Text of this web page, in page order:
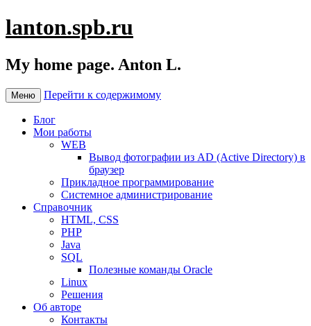
lanton.spb.ru
My home page. Anton L.
Меню Перейти к содержимому
Блог
Мои работы
WEB
Вывод фотографии из AD (Active Directory) в
браузер
Прикладное программирование
Системное администрирование
Справочник
HTML, CSS
PHP
Java
SQL
Полезные команды Oracle
Linux
Решения
Об авторе
Контакты